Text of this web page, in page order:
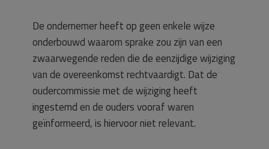
De ondernemer heeft op geen enkele wijze
onderbouwd waarom sprake zou zijn van een
zwaarwegende reden die de eenzijdige wijziging
van de overeenkomst rechtvaardigt. Dat de
oudercommissie met de wijziging heeft
ingestemd en de ouders vooraf waren
geïnformeerd, is hiervoor niet relevant.